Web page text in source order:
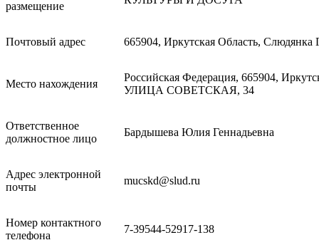
размещение
Почтовый адрес 665904, Иркутская Область, Слюдянка
Место нахождения
Российская Федерация, 665904,
УЛИЦА СОВЕТСКАЯ, 34
Ответственное
должностное лицо
Бардышева Юлия Геннадьевна
Адрес электронной
почты
mucskd@slud.ru
Номер контактного
телефона
7-39544-52917-138